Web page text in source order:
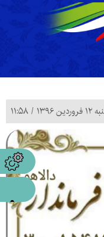
۱۳۹۶ / ۱۱:۵۸